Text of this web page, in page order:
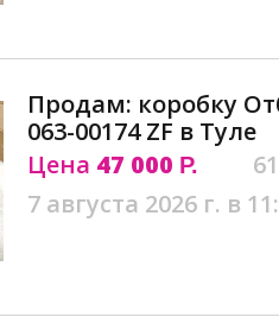
Продам: коробку
063-00174 ZF в Туле
Цена 47 000 Р.
7 августа 2026 г. в